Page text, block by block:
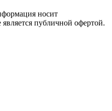
носит
публичной офертой.